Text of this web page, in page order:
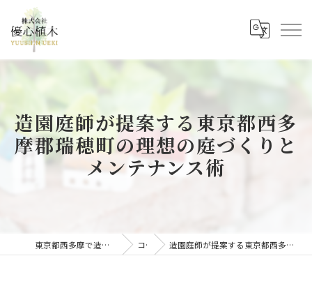
造園庭師が提案する東京都西多
摩郡瑞穂町の理想の庭づくりと
メンテナンス術
東京都西多摩で造園の求人なら株式会社優心植木 コラム 造園庭師が提案する東京都西多摩郡瑞穂町の理想の庭づくりとメンテナンス術